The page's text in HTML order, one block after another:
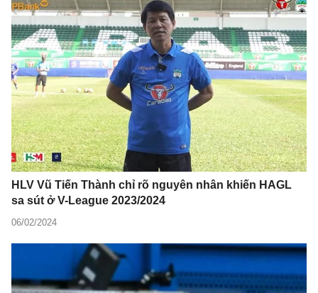
HLV Vũ Tiến Thành chỉ rõ nguyên nhân khiến HAGL
sa sút ở V-League 2023/2024
06/02/2024